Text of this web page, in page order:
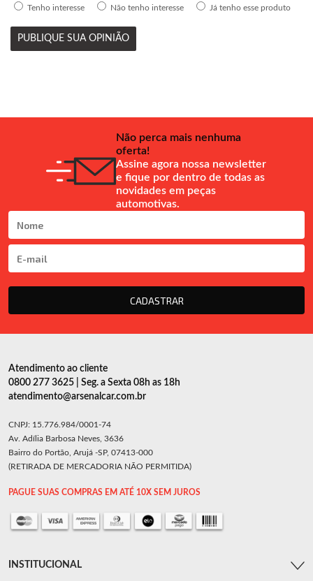
Tenho interesse Não tenho interesse Já tenho esse produto
PUBLIQUE SUA OPINIÃO
Não perca mais nenhuma
oferta!
Assine agora nossa newsletter
e fique por dentro de todas as
novidades em peças
automotivas.
CADASTRAR
Atendimento ao cliente
0800 277 3625 | Seg. a Sexta 08h as 18h
atendimento@arsenalcar.com.br
CNPJ: 15.776.984/0001-74
Av. Adília Barbosa Neves, 3636
Bairro do Portão, Arujá -SP, 07413-000
(RETIRADA DE MERCADORIA NÃO PERMITIDA)
PAGUE SUAS COMPRAS EM ATÉ 10X SEM JUROS
INSTITUCIONAL